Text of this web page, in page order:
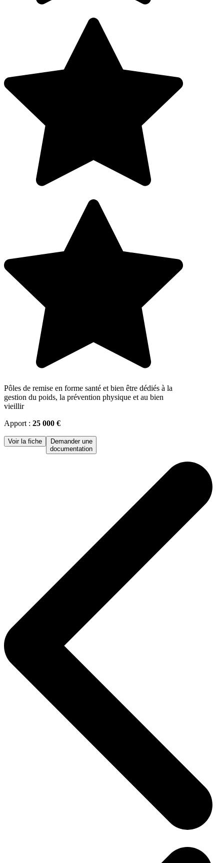
Pôles de remise en forme santé et bien être dédiés à la
gestion du poids, la prévention physique et au bien
vieillir
Apport : 25 000 €
Voir la fiche
Demander une
documentation